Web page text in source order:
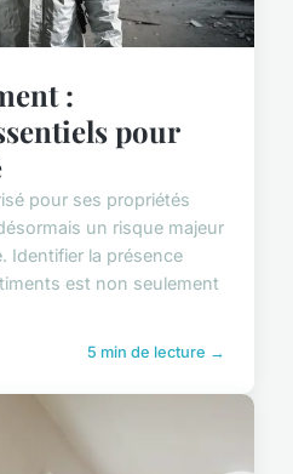
:
pour
pour ses propriétés
un risque majeur
Identifier la présence
est non seulement
5 min de lecture →